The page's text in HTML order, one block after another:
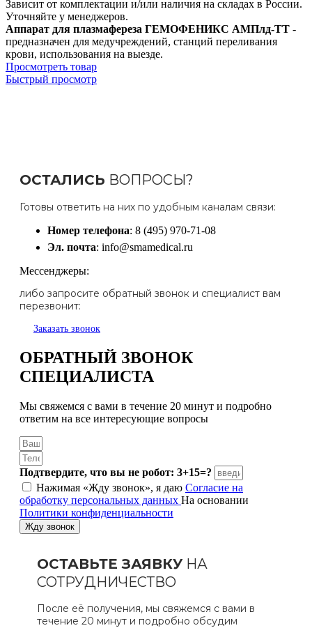
Зависит от комплектации и/или наличия на складах в России.
Уточняйте у менеджеров.
Аппарат для плазмафереза ГЕМОФЕНИКС АМПлд-ТТ -
предназначен для медучреждений, станций переливания
крови, использования на выезде.
Просмотреть товар
Быстрый просмотр
ОСТАЛИСЬ ВОПРОСЫ?
Готовы ответить на них по удобным каналам связи:
Номер телефона: 8 (495) 970-71-08
Эл. почта: info@smamedical.ru
Мессенджеры:
либо запросите обратный звонок и специалист вам
перезвонит:
Заказать звонок
ОБРАТНЫЙ ЗВОНОК
СПЕЦИАЛИСТА
Мы свяжемся с вами в течение 20 минут и подробно
ответим на все интересующие вопросы
Подтвердите, что вы не робот: 3+15=?
Нажимая «Жду звонок», я даю Согласие на
обработку персональных данных На основании
Политики конфиденциальности
Жду звонок
ОСТАВЬТЕ ЗАЯВКУНА
СОТРУДНИЧЕСТВО
После её получения, мы свяжемся с вами в
течение 20 минут и подробно обсудим